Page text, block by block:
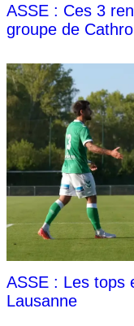
ASSE : Ces 3
groupe de Cathro
ASSE : Les tops
Lausanne